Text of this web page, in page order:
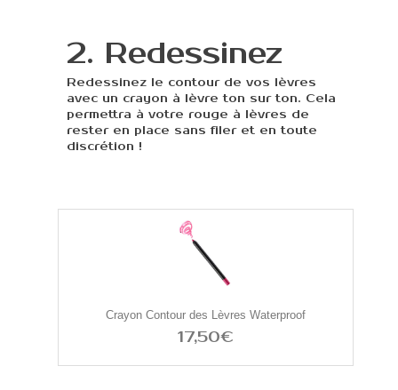
2. Redessinez
Redessinez le contour de vos lèvres
avec un crayon à lèvre ton sur ton. Cela
permettra à votre rouge à lèvres de
rester en place sans filer et en toute
discrétion !
Crayon Contour des Lèvres Waterproof
17,50€